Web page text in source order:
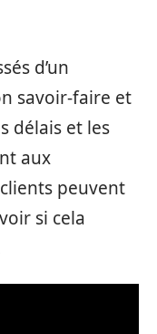
d’un
savoir-faire et
délais et les
aux
peuvent
si cela